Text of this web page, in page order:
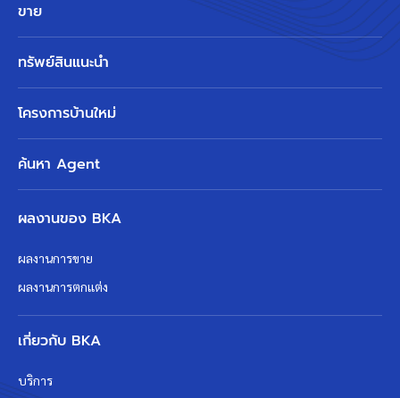
ขาย
ทรัพย์สินแนะนำ
โครงการบ้านใหม่
ค้นหา Agent
ผลงานของ BKA
ผลงานการขาย
ผลงานการตกแต่ง
เกี่ยวกับ BKA
บริการ